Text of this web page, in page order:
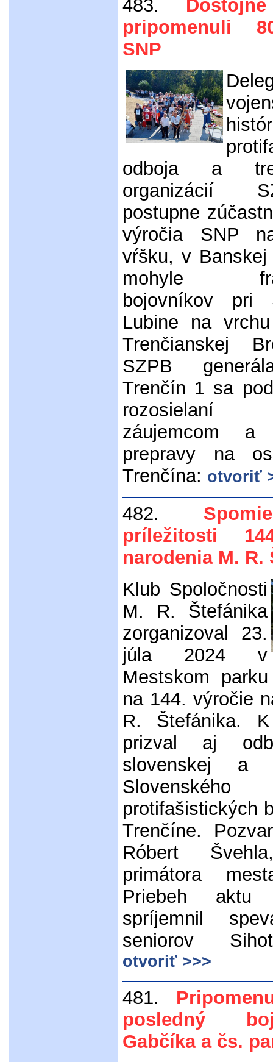
483.
pripomenuli
SNP
odboja a
organizácií
postupne
výročia SNP
vŕšku, v
mohyle
bojovníkov pri
Lubine na
Trenčianskej
SZPB
Trenčín 1 sa
rozosielaní
záujemcom a
prepravy na
Trenčína: otvoriť
482.
príležitosti
narodenia M. R.
Klub Spoločnosti
M. R. Štefánika
zorganizoval 23.
júla 2024 v
Mestskom
na 144. výročie
R. Štefánika.
prizval aj
slovenskej a
protifašistických
Trenčíne.
Róbert
primátora
Priebeh aktu
spríjemnil
seniorov
otvoriť >>>
481.
posledný
Gabčíka a čs.